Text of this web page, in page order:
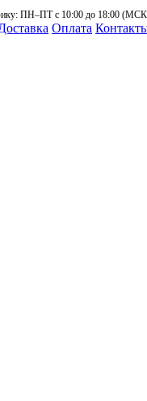
ПН–ПТ с 10:00 до 18:00
Оплата